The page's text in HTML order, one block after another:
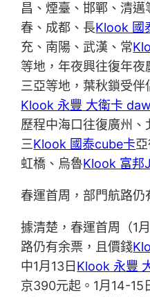
昌、煙臺、邯鄲、清
春、成都、長Klook 國
充、南陽、武漢、常
等地，年夜興往復年夜
三亞等地，葉秋鎖受
Klook 永豐 大衛卡
歷程中海口往復廣州、
三Klook 國泰cube卡
虹橋、烏魯Klook 富邦
春運首周，部門航路仍
據清楚，春運首周（1
路仍有余票，且價錢
中1月13日 Klook 永豐
京390元起。1月14-15